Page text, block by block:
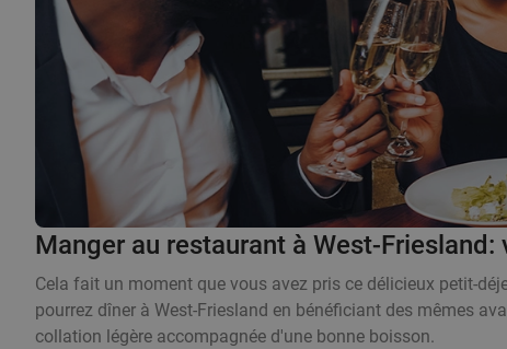
Manger au restaurant à West-Friesland:
Cela fait un moment que vous avez pris ce délicieux petit-
pourrez dîner à West-Friesland en bénéficiant des mêmes
collation légère accompagnée d'une bonne boisson.